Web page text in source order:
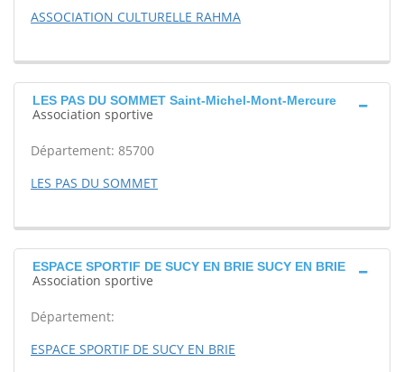
ASSOCIATION CULTURELLE RAHMA
LES PAS DU SOMMET Saint-Michel-Mont-Mercure
Association sportive
Département: 85700
LES PAS DU SOMMET
ESPACE SPORTIF DE SUCY EN BRIE SUCY EN BRIE
Association sportive
Département:
ESPACE SPORTIF DE SUCY EN BRIE